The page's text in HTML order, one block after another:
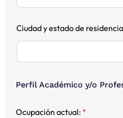
Ciudad y estado de
Perfil Académico y/o
Ocupación actual: *